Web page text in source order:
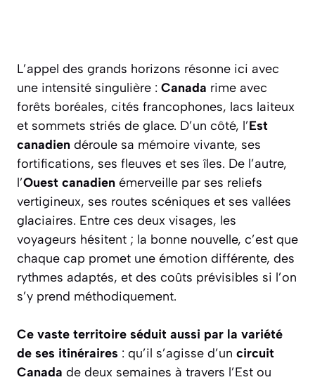
L’appel des grands horizons résonne ici avec
une intensité singulière : Canada rime avec
forêts boréales, cités francophones, lacs laiteux
et sommets striés de glace. D’un côté, l’Est
canadien déroule sa mémoire vivante, ses
fortifications, ses fleuves et ses îles. De l’autre,
l’Ouest canadien émerveille par ses reliefs
vertigineux, ses routes scéniques et ses vallées
glaciaires. Entre ces deux visages, les
voyageurs hésitent ; la bonne nouvelle, c’est que
chaque cap promet une émotion différente, des
rythmes adaptés, et des coûts prévisibles si l’on
s’y prend méthodiquement.
Ce vaste territoire séduit aussi par la variété
de ses itinéraires : qu’il s’agisse d’un circuit
Canada de deux semaines à travers l’Est ou